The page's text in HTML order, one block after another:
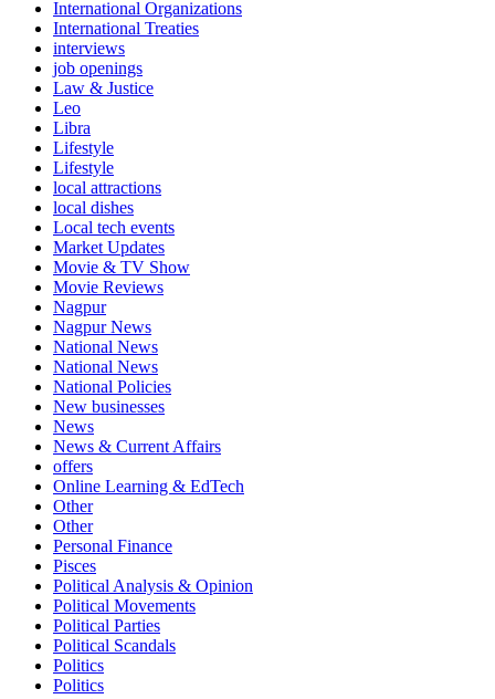
International Organizations
International Treaties
interviews
job openings
Law & Justice
Leo
Libra
Lifestyle
Lifestyle
local attractions
local dishes
Local tech events
Market Updates
Movie & TV Show
Movie Reviews
Nagpur
Nagpur News
National News
National News
National Policies
New businesses
News
News & Current Affairs
offers
Online Learning & EdTech
Other
Other
Personal Finance
Pisces
Political Analysis & Opinion
Political Movements
Political Parties
Political Scandals
Politics
Politics